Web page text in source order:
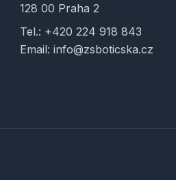
128 00 Praha 2
Tel.: +420 224 918 843
Email:info@zsboticska.cz